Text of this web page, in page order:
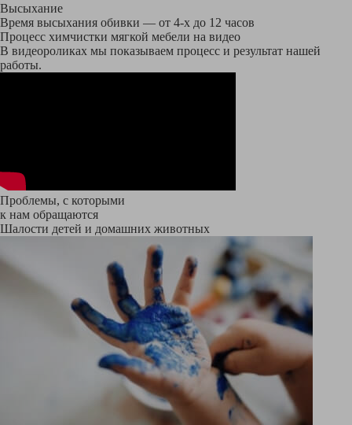
Высыхание
Время высыхания обивки — от 4-х до 12 часов
Процесс химчистки мягкой мебели на видео
В видеороликах мы показываем процесс и результат нашей
работы.
Проблемы, с которыми
к нам обращаются
Шалости детей и домашних животных